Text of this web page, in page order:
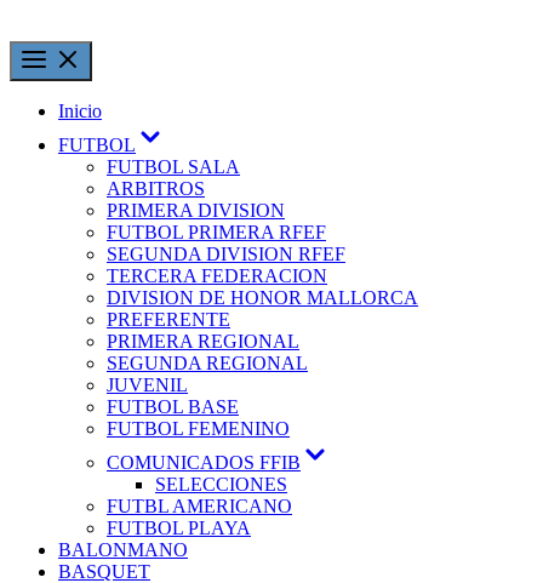
al
contenido
Inicio
FUTBOL
submenú
FUTBOL SALA
ARBITROS
PRIMERA DIVISION
FUTBOL PRIMERA RFEF
SEGUNDA DIVISION RFEF
TERCERA FEDERACION
DIVISION DE HONOR MALLORCA
PREFERENTE
PRIMERA REGIONAL
SEGUNDA REGIONAL
JUVENIL
FUTBOL BASE
FUTBOL FEMENINO
COMUNICADOS FFIB
SELECCIONES
FUTBL AMERICANO
FUTBOL PLAYA
BALONMANO
BASQUET